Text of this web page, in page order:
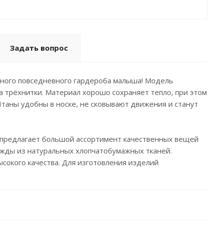
Задать вопрос
повседневного гардероба малыша! Модель
трёхнитки. Материал хорошо сохраняет тепло, при этом
удобны в носке, не сковывают движения и станут
большой ассортимент качественных вещей
из натуральных хлопчатобумажных тканей.
качества. Для изготовления изделий